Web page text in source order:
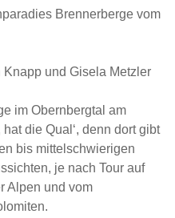
Brennerberge vom
und Gisela Metzler
im Obernbergtal am
die Qual‘, denn dort gibt
bis mittelschwierigen
je nach Tour auf
Alpen und vom